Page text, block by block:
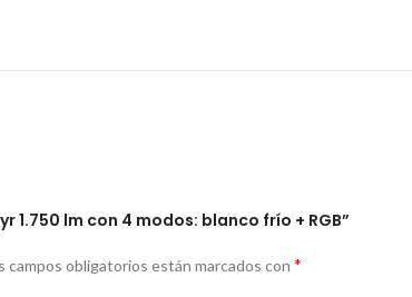
1.750 lm con 4 modos: blanco frío + RGB”
campos obligatorios están marcados con *